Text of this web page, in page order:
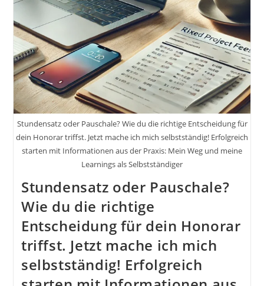
Stundensatz oder Pauschale? Wie du die richtige Entscheidung für
dein Honorar triffst. Jetzt mache ich mich selbstständig! Erfolgreich
starten mit Informationen aus der Praxis: Mein Weg und meine
Learnings als Selbstständiger
Stundensatz oder Pauschale?
Wie du die richtige
Entscheidung für dein Honorar
triffst. Jetzt mache ich mich
selbstständig! Erfolgreich